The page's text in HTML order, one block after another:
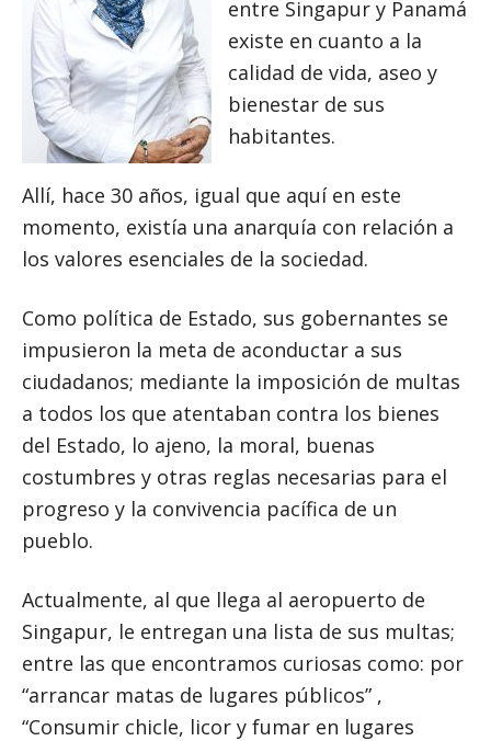
entre Singapur y Panamá
existe en cuanto a la
calidad de vida, aseo y
bienestar de sus
habitantes.
Allí, hace 30 años, igual que aquí en este
momento, existía una anarquía con relación a
los valores esenciales de la sociedad.
Como política de Estado, sus gobernantes se
impusieron la meta de aconductar a sus
ciudadanos; mediante la imposición de multas
a todos los que atentaban contra los bienes
del Estado, lo ajeno, la moral, buenas
costumbres y otras reglas necesarias para el
progreso y la convivencia pacífica de un
pueblo.
Actualmente, al que llega al aeropuerto de
Singapur, le entregan una lista de sus multas;
entre las que encontramos curiosas como: por
“arrancar matas de lugares públicos” ,
“Consumir chicle, licor y fumar en lugares